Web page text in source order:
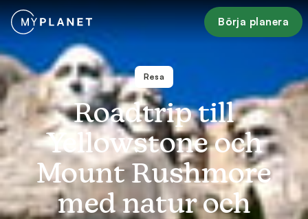
Börja planera
Resa
Roadtrip till
Yellowstone och
Mount Rushmore
med natur och